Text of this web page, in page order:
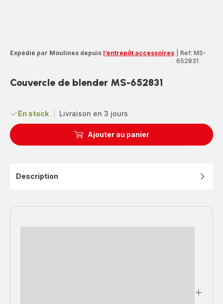
Expédié par Moulinex depuis l’entrepôt accessoires
Ref: MS-
652831
Couvercle de blender MS-652831
En stock Livraison en 3 jours
Ajouter au panier
Description